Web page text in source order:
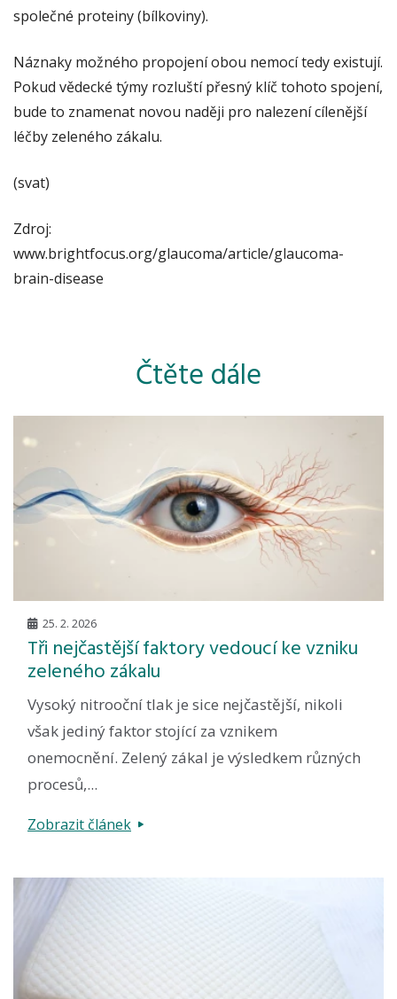
společné proteiny (bílkoviny).
Náznaky možného propojení obou nemocí tedy existují.
Pokud vědecké týmy rozluští přesný klíč tohoto spojení,
bude to znamenat novou naději pro nalezení cílenější
léčby zeleného zákalu.
(svat)
Zdroj:
www.brightfocus.org/glaucoma/article/glaucoma-
brain-disease
Čtěte dále
25. 2. 2026
Tři nejčastější faktory vedoucí ke vzniku
zeleného zákalu
Vysoký nitrooční tlak je sice nejčastější, nikoli
však jediný faktor stojící za vznikem
onemocnění. Zelený zákal je výsledkem různých
procesů,...
Zobrazit článek